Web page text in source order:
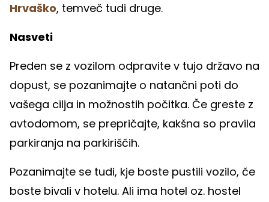
Hrvaško, temveč tudi druge.
Nasveti
Preden se z vozilom odpravite v tujo državo na
dopust, se pozanimajte o natančni poti do
vašega cilja in možnostih počitka. Če greste z
avtodomom, se prepričajte, kakšna so pravila
parkiranja na parkiriščih.
Pozanimajte se tudi, kje boste pustili vozilo, če
boste bivali v hotelu. Ali ima hotel oz. hostel